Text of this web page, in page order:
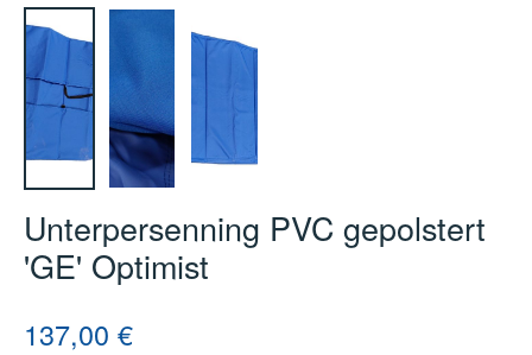
Unterpersenning PVC gepolstert
'GE' Optimist
Regulärer Preis:
137,00 €